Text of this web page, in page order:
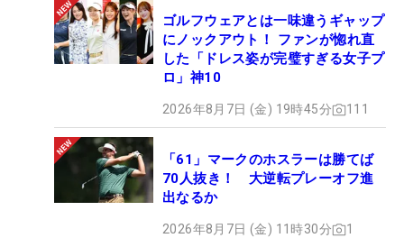
ゴルフウェアとは一味違うギャップ
にノックアウト！ ファンが惚れ直
した「ドレス姿が完璧すぎる女子プ
ロ」神10
2026年8月7日 (金) 19時45分 111
「61」マークのホスラーは勝てば
70人抜き！ 大逆転プレーオフ進
出なるか
2026年8月7日 (金) 11時30分 1